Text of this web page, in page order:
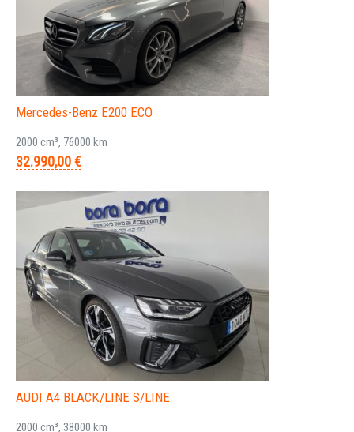
Mercedes-Benz E200 ECO
2000 cm³, 76000 km
32.990,00 €
AUDI A4 BLACK/LINE S/LINE
2000 cm³, 38000 km